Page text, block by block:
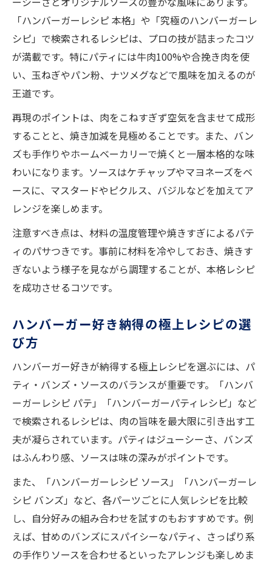
野菜たっぷりハンバーガーレシピの工夫集
ソースが決め手！絶品ハンバーガーの秘訣
ハンバーガーソースレシピで味に差をつけ
る
座
プロ直伝ハンバーガーのソースアレンジ法
人気ハンバーガーソースレシピのおすすめ
ハンバーガーのソース残らない食べ方の工
夫
バンズから挑戦する究極のハンバーガー作り
ハンバーガーバンズレシピで本格派に近づ
く
バンズ作り方簡単で失敗しないポイント集
究極のハンバーガーレシピはバンズにも注
ズ
「ハンバーガーレシピ 本格」や「究極のハンバーガーレ
シピ」で検索されるレシピは、プロの技が詰まったコツ
が満載です。特にパティには牛肉100%や合挽き肉を使
い、玉ねぎやパン粉、ナツメグなどで風味を加えるのが
王道です。
再現のポイントは、肉をこねすぎず空気を含ませて成形
することと、焼き加減を見極めることです。また、バン
ズも手作りやホームベーカリーで焼くと一層本格的な味
わいになります。ソースはケチャップやマヨネーズをベ
ースに、マスタードやピクルス、バジルなどを加えてア
レンジを楽しめます。
注意すべき点は、材料の温度管理や焼きすぎによるパテ
ィのパサつきです。事前に材料を冷やしておき、焼きす
ぎないよう様子を見ながら調理することが、本格レシピ
を成功させるコツです。
ハンバーガー好き納得の極上レシピの選
び方
ハンバーガー好きが納得する極上レシピを選ぶには、パ
ティ・バンズ・ソースのバランスが重要です。「ハンバ
ーガーレシピ パテ」「ハンバーガーパティレシピ」など
で検索されるレシピは、肉の旨味を最大限に引き出す工
夫が凝らされています。パティはジューシーさ、バンズ
はふんわり感、ソースは味の深みがポイントです。
また、「ハンバーガーレシピ ソース」「ハンバーガーレ
シピ バンズ」など、各パーツごとに人気レシピを比較
し、自分好みの組み合わせを試すのもおすすめです。例
えば、甘めのバンズにスパイシーなパティ、さっぱり系
の手作りソースを合わせるといったアレンジも楽しめま